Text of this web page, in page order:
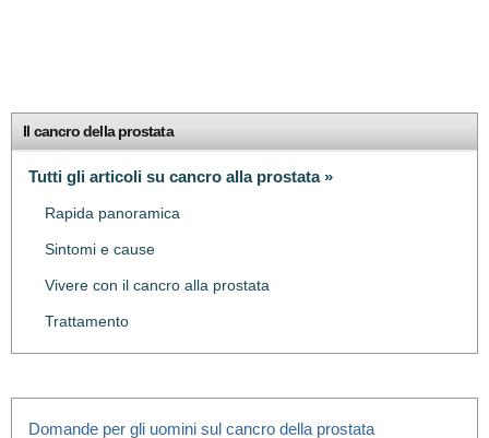
Il cancro della prostata
Tutti gli articoli su cancro alla prostata »
Rapida panoramica
Sintomi e cause
Vivere con il cancro alla prostata
Trattamento
Domande per gli uomini sul cancro della prostata